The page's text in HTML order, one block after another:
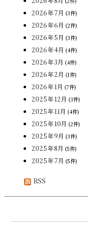
2026年7月 (3件)
2026年6月 (2件)
2026年5月 (3件)
2026年4月 (4件)
2026年3月 (4件)
2026年2月 (1件)
2026年1月 (7件)
2025年12月 (3件)
2025年11月 (4件)
2025年10月 (2件)
2025年9月 (3件)
2025年8月 (5件)
2025年7月 (5件)
RSS